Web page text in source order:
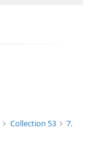
Collection 53
7.